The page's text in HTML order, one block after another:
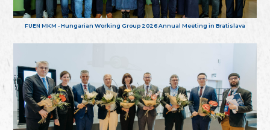
FUEN MKM - Hungarian Working Group 2026 Annual Meeting in Bratislava